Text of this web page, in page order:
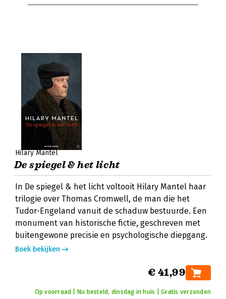
Hilary Mantel
De spiegel & het licht
In De spiegel & het licht voltooit Hilary Mantel haar
trilogie over Thomas Cromwell, de man die het
Tudor-Engeland vanuit de schaduw bestuurde. Een
monument van historische fictie, geschreven met
buitengewone precisie en psychologische diepgang.
Boek bekijken
€ 41,99
Op voorraad | Nu besteld, dinsdag in huis | Gratis verzonden